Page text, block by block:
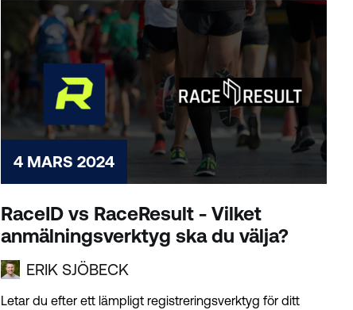
4 MARS 2024
RaceID vs RaceResult - Vilket
anmälningsverktyg ska du välja?
ERIK SJÖBECK
Letar du efter ett lämpligt registreringsverktyg för ditt